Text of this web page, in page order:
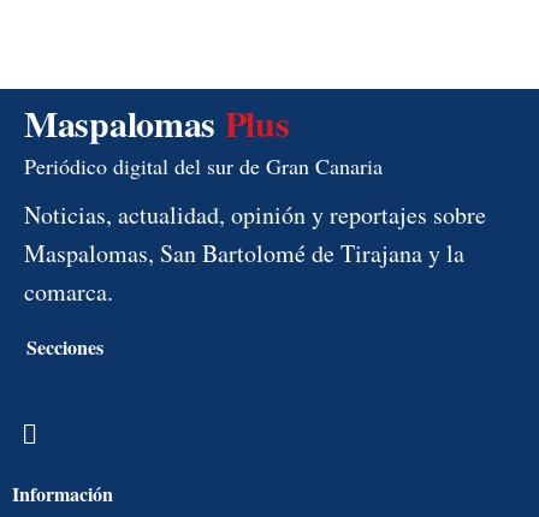
Maspalomas Plus
Periódico digital del sur de Gran Canaria
Noticias, actualidad, opinión y reportajes sobre
Maspalomas, San Bartolomé de Tirajana y la
comarca.
Secciones
Menú
Información